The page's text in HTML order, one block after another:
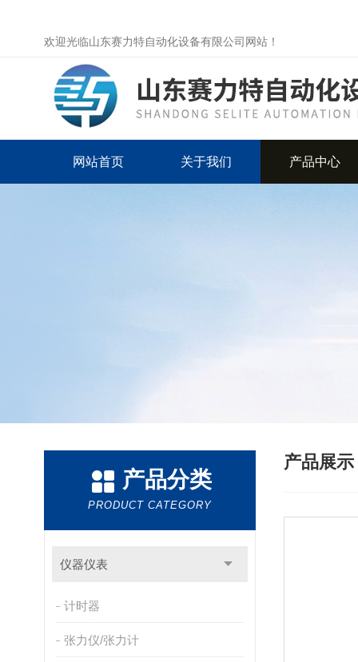
欢迎光临山东赛力特自动化设备有限公司网站！
网站首页 关于我们 产品中心
产品分类
PRODUCT CATEGORY
仪器仪表
计时器
张力仪/张力计
产品展示